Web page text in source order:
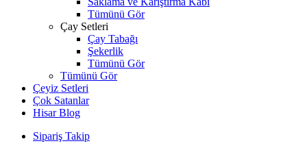
Tümünü Gör
Çay Setleri
Çay Tabağı
Şekerlik
Tümünü Gör
Tümünü Gör
Çeyiz Setleri
Çok Satanlar
Hisar Blog
Sipariş Takip